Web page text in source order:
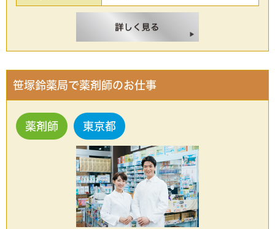
笹塚鈴薬局で薬剤師のお仕事
薬剤師 東京都